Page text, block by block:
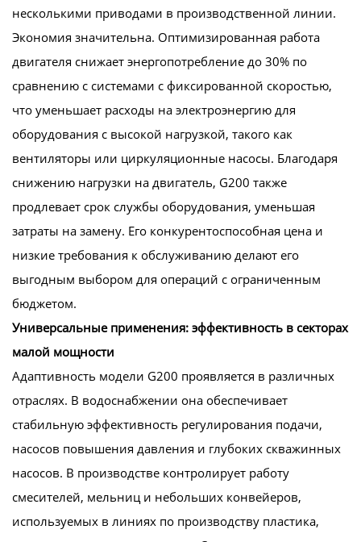
несколькими приводами в производственной линии.
Экономия значительна. Оптимизированная работа
двигателя снижает энергопотребление до 30% по
сравнению с системами с фиксированной скоростью,
что уменьшает расходы на электроэнергию для
оборудования с высокой нагрузкой, такого как
вентиляторы или циркуляционные насосы. Благодаря
снижению нагрузки на двигатель, G200 также
продлевает срок службы оборудования, уменьшая
затраты на замену. Его конкурентоспособная цена и
низкие требования к обслуживанию делают его
выгодным выбором для операций с ограниченным
бюджетом.
Универсальные применения: эффективность в секторах
малой мощности
Адаптивность модели G200 проявляется в различных
отраслях. В водоснабжении она обеспечивает
стабильную эффективность регулирования подачи,
насосов повышения давления и глубоких скважинных
насосов. В производстве контролирует работу
смесителей, мельниц и небольших конвейеров,
используемых в линиях по производству пластика,